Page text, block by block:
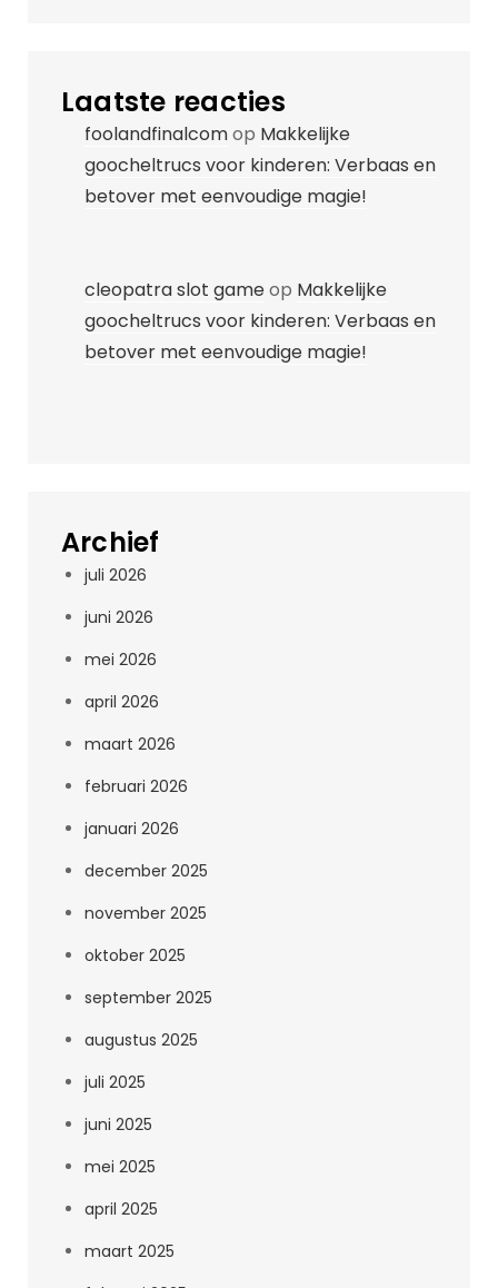
Laatste reacties
foolandfinalcomop Makkelijke
goocheltrucs voor kinderen: Verbaas en
betover met eenvoudige magie!
cleopatra slot gameop Makkelijke
goocheltrucs voor kinderen: Verbaas en
betover met eenvoudige magie!
Archief
juli 2026
juni 2026
mei 2026
april 2026
maart 2026
februari 2026
januari 2026
december 2025
november 2025
oktober 2025
september 2025
augustus 2025
juli 2025
juni 2025
mei 2025
april 2025
maart 2025